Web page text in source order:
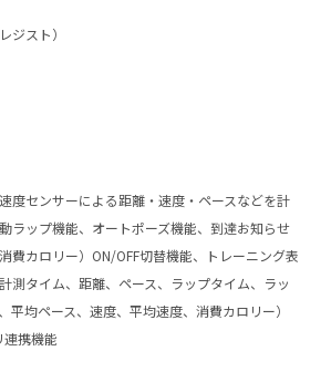
ジスト）
度センサーによる距離・速度・ペースなどを計
ラップ機能、オートポーズ機能、到達お知らせ
費カロリー）ON/OFF切替機能、トレーニング表
測タイム、距離、ペース、ラップタイム、ラッ
平均ペース、速度、平均速度、消費カロリー）
携機能